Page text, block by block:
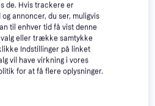
Nintendo Switch 2 Joy-Con 2
de. Hvis trackere er
annoncer, du ser, muligvis
til enhver tid få vist denne
eller trække samtykke
Indstillinger på linket
vil have virkning i vores
for at få flere oplysninger.